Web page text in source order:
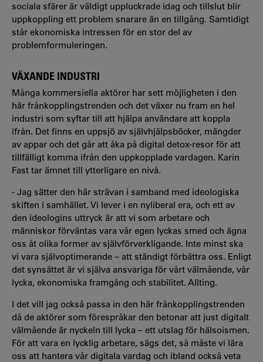
sociala sfärer är väldigt uppluckrade idag och tillslut blir
uppkoppling ett problem snarare än en tillgång. Samtidigt
står ekonomiska intressen för en stor del av
problemformuleringen.
VÄXANDE INDUSTRI
Många kommersiella aktörer har sett möjligheten i den
här frånkopplingstrenden och det växer nu fram en hel
industri som syftar till att hjälpa användare att koppla
ifrån. Det finns en uppsjö av självhjälpsböcker, mängder
av appar och det går att åka på digital detox-resor för att
tillfälligt komma ifrån den uppkopplade vardagen. Karin
Fast tar ämnet till ytterligare en nivå.
- Jag sätter den här strävan i samband med ideologiska
skiften i samhället. Vi lever i en nyliberal era, och ett av
den ideologins uttryck är att vi som arbetare och
människor förväntas vara vår egen lyckas smed och ägna
oss åt olika former av självförverkligande. Inte minst ska
vi vara självoptimerande – att ständigt förbättra oss. Enligt
det synsättet är vi själva ansvariga för vårt välmående, vår
lycka, ekonomiska framgång och stabilitet. Allting.
I det vill jag också passa in den här frånkopplingstrenden
då de aktörer som förespråkar den betonar att just digitalt
välmående är nyckeln till lycka – ett utslag för hälsoismen.
För att vara en lycklig arbetare, sägs det, så måste vi lära
oss att hantera vår digitala vardag och ibland också veta